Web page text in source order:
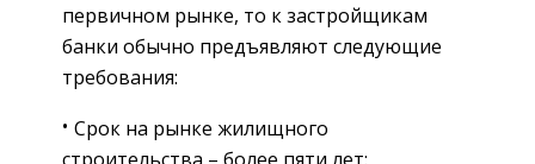
первичном рынке, то к застройщикам
банки обычно предъявляют следующие
требования:
Срок на рынке жилищного